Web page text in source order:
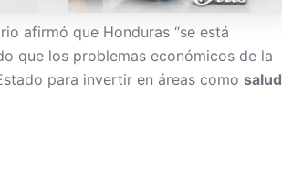
afirmó que Honduras “se está
que los problemas económicos de la
para invertir en áreas como salud